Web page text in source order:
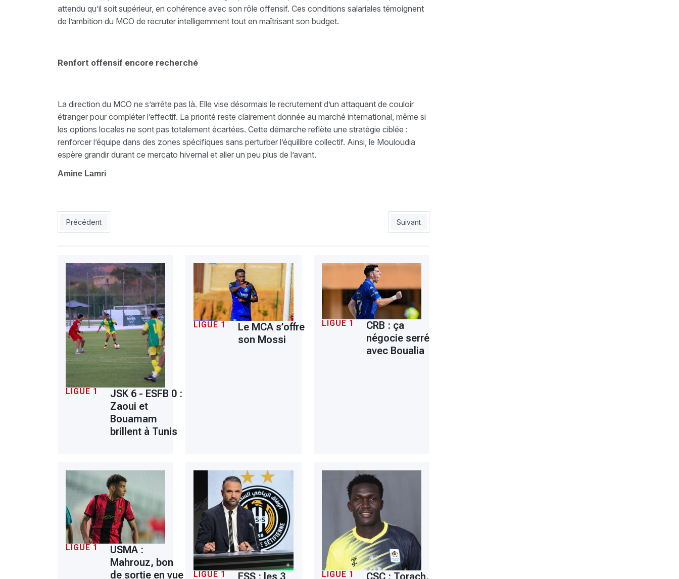
attendu qu’il soit supérieur, en cohérence avec son rôle offensif. Ces conditions salariales témoignent
de l’ambition du MCO de recruter intelligemment tout en maîtrisant son budget.
Renfort offensif encore recherché
La direction du MCO ne s’arrête pas là. Elle vise désormais le recrutement d’un attaquant de couloir
étranger pour compléter l’effectif. La priorité reste clairement donnée au marché international, même si
les options locales ne sont pas totalement écartées. Cette démarche reflète une stratégie ciblée :
renforcer l’équipe dans des zones spécifiques sans perturber l’équilibre collectif. Ainsi, le Mouloudia
espère grandir durant ce mercato hivernal et aller un peu plus de l’avant.
Amine Lamri
Article précédent : ESS : Meziani ne viendra pas, Arab relance Combassa
Précédent Article suivant : JSK 1 – MCA 1: la JSK et le Mouloudia se quittent dos à dos
Suivant
LIGUE 1
JSK 6 - ESFB 0 :
Zaoui et
Bouamam
brillent à Tunis
LIGUE 1
Le MCA s’offre
son Mossi
LIGUE 1
CRB : ça
négocie serré
avec Boualia
LIGUE 1
USMA :
Mahrouz, bon
de sortie en vue
LIGUE 1 ESS : les 3 LIGUE 1 CSC : Torach,